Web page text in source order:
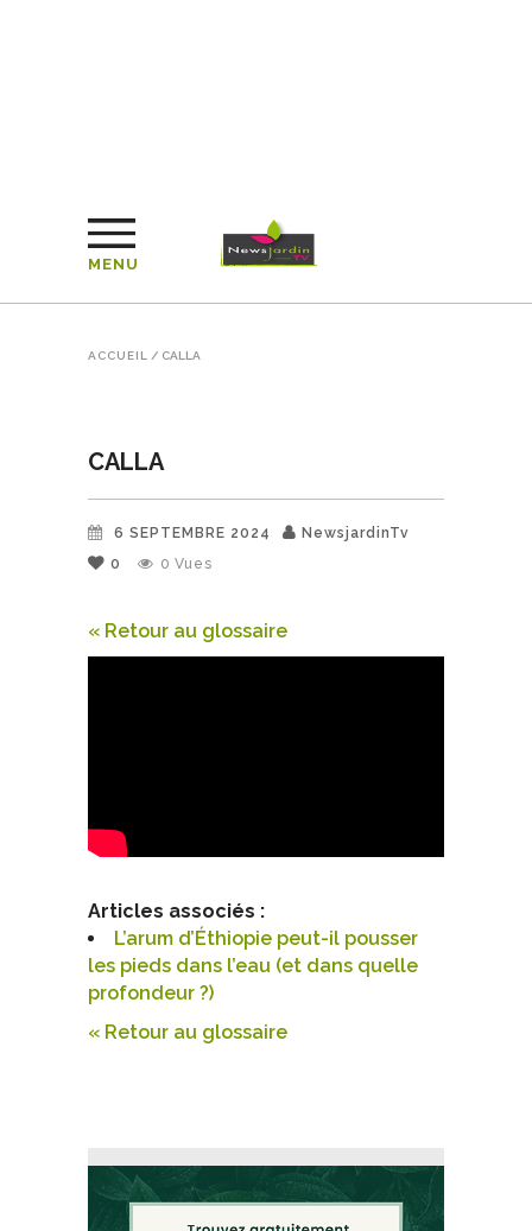
MENU
ACCUEIL / CALLA
CALLA
6 SEPTEMBRE 2024
NewsjardinTv
0
0 Vues
« Retour au glossaire
Articles associés :
L’arum d’Éthiopie peut-il pousser
les pieds dans l’eau (et dans quelle
profondeur ?)
« Retour au glossaire